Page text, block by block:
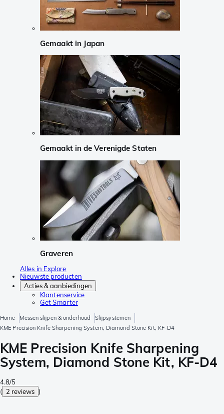
Gemaakt in Japan
Gemaakt in de Verenigde Staten
Graveren
Alles in Explore
Nieuwste producten
Acties & aanbiedingen
Klantenservice
Get Smarter
Home Messen slijpen & onderhoud
Slijpsystemen
KME Precision Knife Sharpening System, Diamond Stone Kit, KF-D4
KME Precision Knife Sharpening
System, Diamond Stone Kit, KF-D4
4.8/5
( 2 reviews )